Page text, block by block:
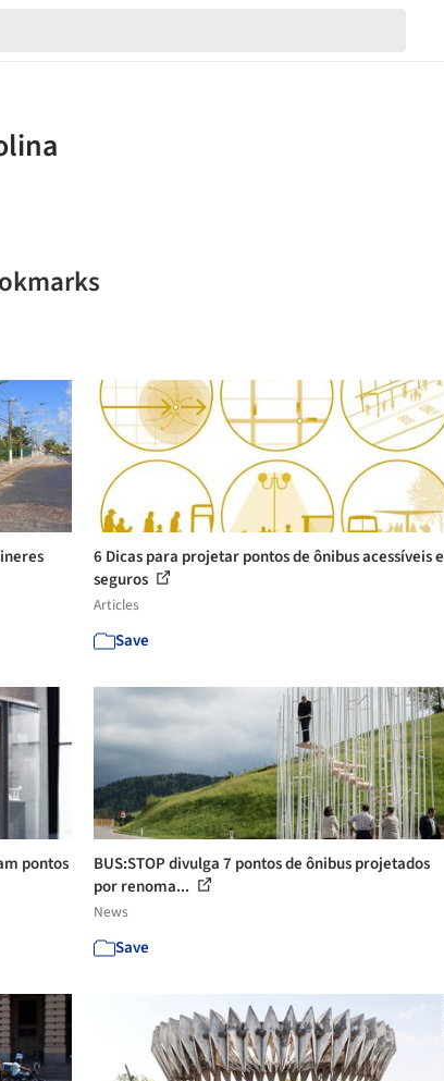
6 Dicas para projetar pontos de ônibus acessíveis e
seguros
Articles
Save
pontos
BUS:STOP divulga 7 pontos de ônibus projetados
por renoma...
News
Save